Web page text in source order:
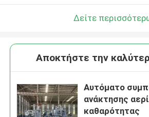
Δείτε
Αποκτήστε την
Αυτόματο
ανάκτησης
καθαρότητας